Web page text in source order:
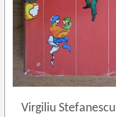
Virgiliu